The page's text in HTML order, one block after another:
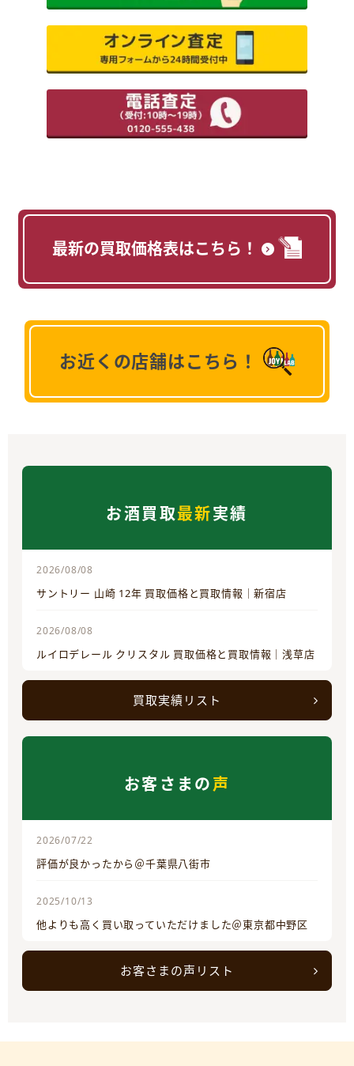
最新の買取価格表はこちら！
お近くの店舗はこちら！
お酒買取最新実績
2026/08/08
サントリー 山崎 12年 買取価格と買取情報｜新宿店
2026/08/08
ルイロデレール クリスタル 買取価格と買取情報｜浅草店
買取実績リスト
お客さまの声
2026/07/22
評価が良かったから＠千葉県八街市
2025/10/13
他よりも高く買い取っていただけました＠東京都中野区
お客さまの声リスト